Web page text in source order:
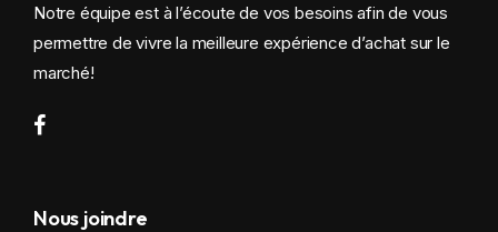
Notre équipe est à l’écoute de vos besoins afin de vous
permettre de vivre la meilleure expérience d’achat sur le
marché!
Nous joindre